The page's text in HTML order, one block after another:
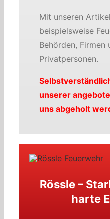
Mit unseren
beispielsweise
Behörden, Firmen
Privatpersonen.
unserer
uns abgeholt
Rössle –
harte